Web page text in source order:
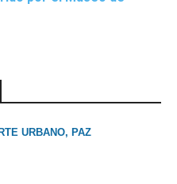
URBANO, PAZ